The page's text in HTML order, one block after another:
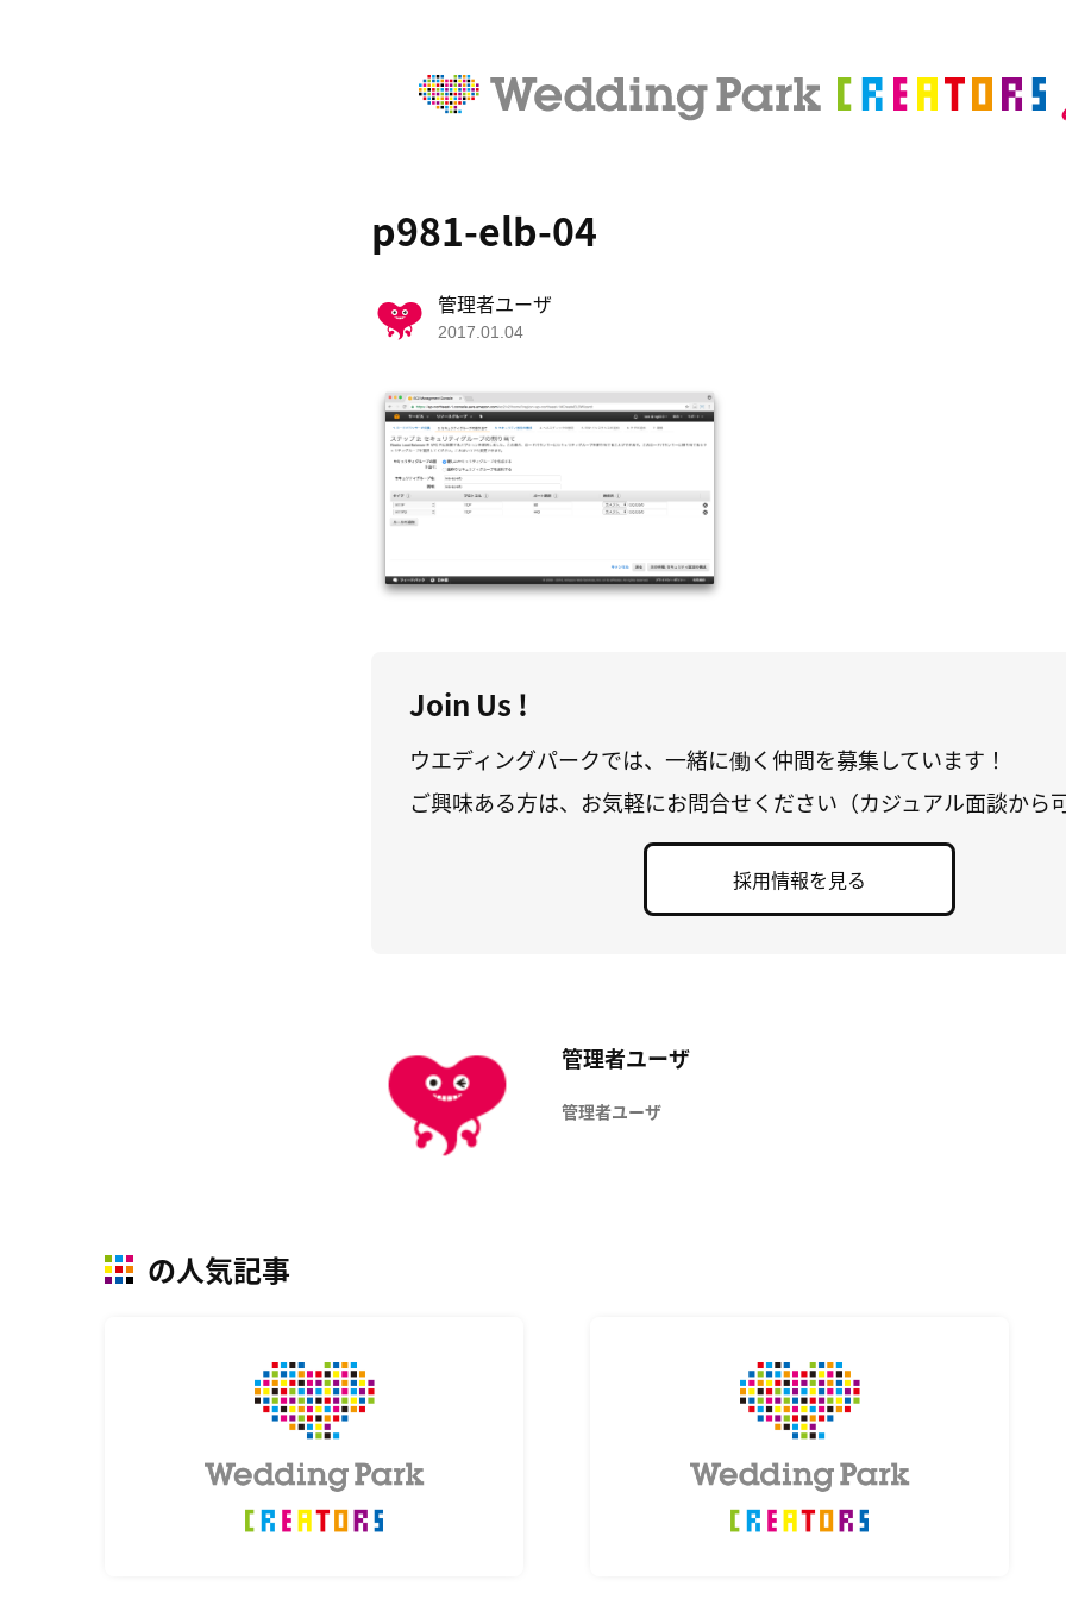
p981-elb-04
管理者ユーザ
2017.01.04
Join Us !
ウエディングパークでは、一緒に働く仲間を募集しています！
ご興味ある方は、お気軽にお問合せください（カジュアル面談から
採用情報を見る
管理者ユーザ
管理者ユーザ
の人気記事